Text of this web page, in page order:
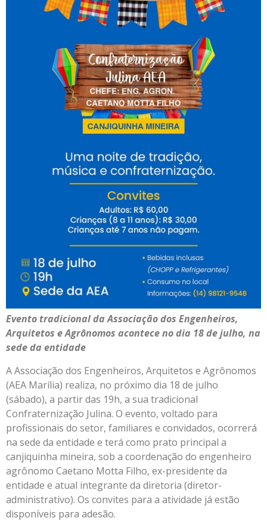
Evento tradicional da Associação dos Engenheiros,
Arquitetos e Agrônomos acontece no dia 18 de julho, na
sede da entidade
A Associação dos Engenheiros, Arquitetos e Agrônomos
(AEA Marília) realiza, no próximo dia 18 de julho
(sábado), a partir das 19h, a sua tradicional
Confraternização Julina. O evento, voltado para
profissionais do setor, familiares e convidados, ocorrerá
na sede da entidade e terá como prato principal a
canjiquinha mineira, sob a coordenação do engenheiro
agrônomo Caetano Motta Filho, ex-presidente da
entidade e atual integrante da diretoria (diretor-
administrativo). Os convites para a atividade já estão
disponíveis para adesão.